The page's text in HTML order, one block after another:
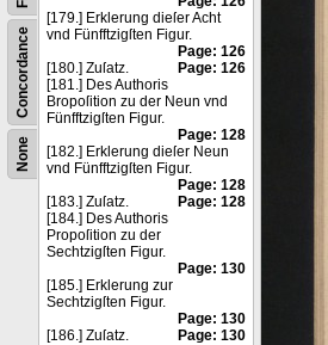
None
Concordance
[179.] Erklerung dieſer Acht
vnd Fünfftzigſten Figur.
Page: 126
[180.] Zuſatz.
Page: 126
[181.] Des Authoris
Bropoſition zu der Neun vnd
Fünfftzigſten Figur.
Page: 128
[182.] Erklerung dieſer Neun
vnd Fünfftzigſten Figur.
Page: 128
[183.] Zuſatz.
Page: 128
[184.] Des Authoris
Propoſition zu der
Sechtzigſten Figur.
Page: 130
[185.] Erklerung zur
Sechtzigſten Figur.
Page: 130
[186.] Zuſatz.
Page: 130